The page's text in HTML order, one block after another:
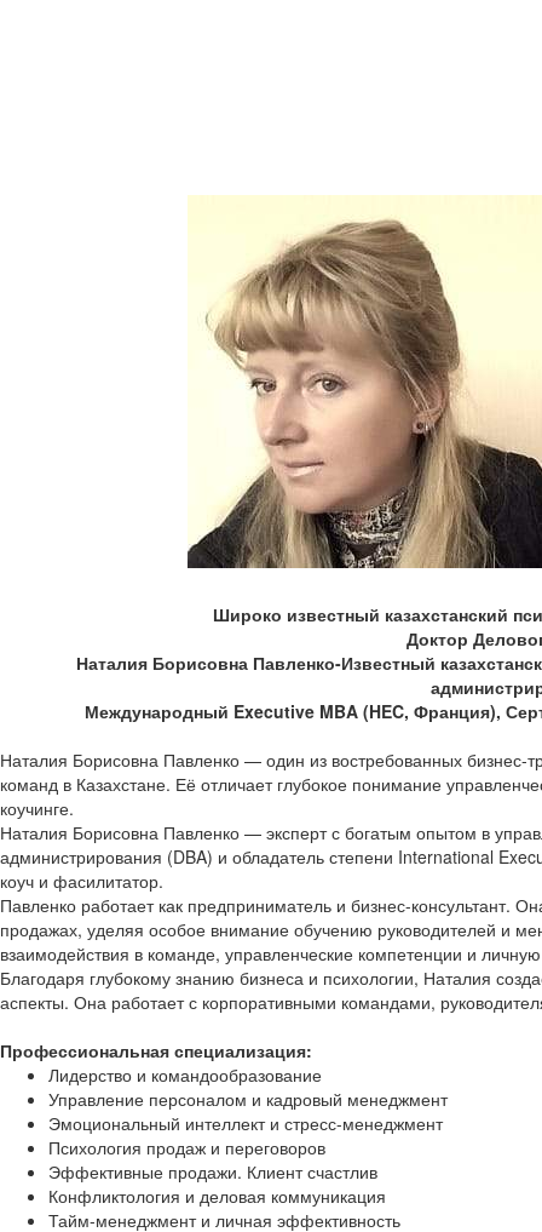
Широко известный казахстанский
Доктор
Наталия Борисовна Павленко-Известный
Международный Executive MBA (HEC, Франция),
Наталия Борисовна Павленко — один из востребованных бизнес-
команд в Казахстане. Её отличает глубокое понимание
коучинге.
Наталия Борисовна Павленко — эксперт с богатым опытом в
администрирования (DBA) и обладатель степени International
коуч и фасилитатор.
Павленко работает как предприниматель и бизнес-
продажах, уделяя особое внимание обучению руководителей и
взаимодействия в команде, управленческие компетенции и личную
Благодаря глубокому знанию бизнеса и психологии, Наталия
аспекты. Она работает с корпоративными командами,
Профессиональная специализация:
Лидерство и командообразование
Управление персоналом и кадровый менеджмент
Эмоциональный интеллект и стресс-менеджмент
Психология продаж и переговоров
Эффективные продажи. Клиент счастлив
Конфликтология и деловая коммуникация
Тайм-менеджмент и личная эффективность